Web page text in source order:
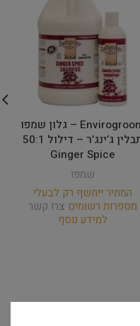
Envirogroom – גלון שמפו
תבלין ג’ינג’ר – דילול 50:1
Ginger Spice
שמפו
המחיר ייחשף רק לבעלי
מספרות רשומים צרו קשר
למידע נוסף